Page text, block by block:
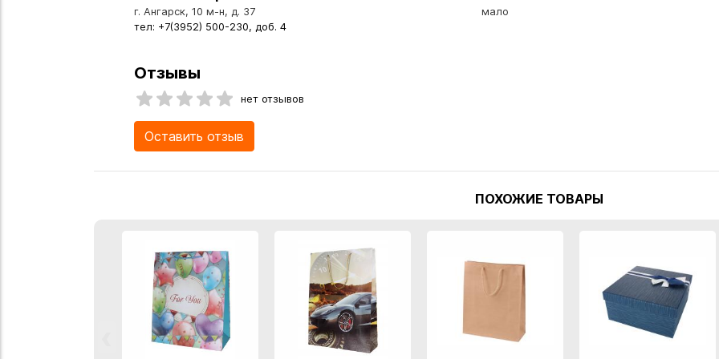
г. Ангарск, 10 м-н, д. 37
тел: +7(3952) 500-230, доб. 4
мало
Отзывы
нет отзывов
Оставить отзыв
ПОХОЖИЕ ТОВАРЫ